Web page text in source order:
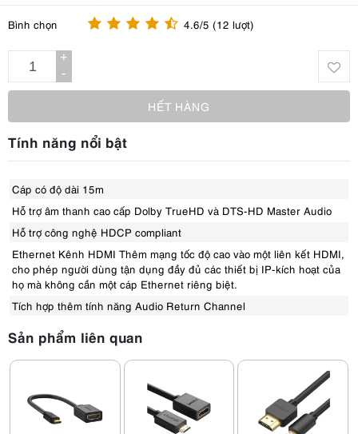
Bình chọn 4.6/5 (12 lượt)
+
-
HẾT HÀNG
Tính năng nổi bật
Cáp có độ dài 15m
Hỗ trợ âm thanh cao cấp Dolby TrueHD và DTS-HD Master Audio
Hỗ trợ công nghệ HDCP compliant
Ethernet Kênh HDMI Thêm mạng tốc độ cao vào một liên kết HDMI,
cho phép người dùng tận dụng đầy đủ các thiết bị IP-kích hoạt của
họ mà không cần một cáp Ethernet riêng biệt.
Tích hợp thêm tính năng Audio Return Channel
Sản phẩm liên quan